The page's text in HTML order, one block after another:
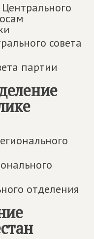
совета
партии
отделения